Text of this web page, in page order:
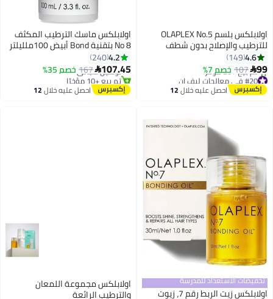
اولابلكس بلسم OLAPLEX No.5
للترطيب والإصلاح بدون شطف
4.6
149
99
107 خصم 7%
#20 في معالجات ليف إن
توصيل مجاني
تم بيع +20 مؤخرًا
احصل عليه خلال12
اولابلكس ماسك الترطيب المكثف
No 8 بتقنية Bond أبيض 100ملليلتر
4.2
240
107.45
167 خصم 35%
#47 في أقنعة العناية بالشعر
أقل سعر في 7 يوم
توصيل مجاني
تم بيع +10 مؤخرًا
#47 في أقنعة العناية بالشعر احصل عليه خلال12
تخفيضات الاستعداد للمدرسة
اولابلكس زيت الربط رقم 7، زيوت
اولابلكس مجموعة اللمعان
والترطيب الرائعة